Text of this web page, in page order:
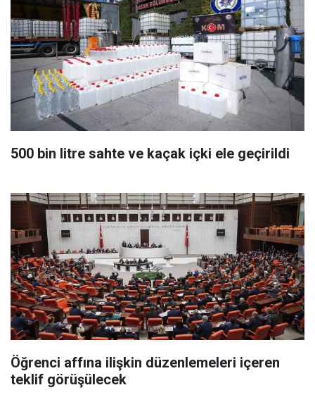
500 bin litre sahte ve kaçak içki ele geçirildi
Öğrenci affına ilişkin düzenlemeleri içeren
teklif görüşülecek